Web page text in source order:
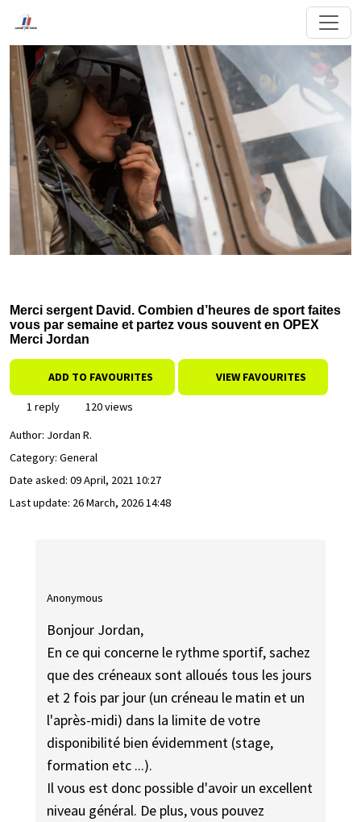
Merci sergent David. Combien d’heures de sport faites
vous par semaine et partez vous souvent en OPEX
Merci Jordan
ADD TO FAVOURITES VIEW FAVOURITES
1 reply
120 views
Author: Jordan R.
Category: General
Date asked: 09 April, 2021 10:27
Last update: 26 March, 2026 14:48
Anonymous
Bonjour Jordan,
En ce qui concerne le rythme sportif, sachez
que des créneaux sont alloués tous les jours
et 2 fois par jour (un créneau le matin et un
l'après-midi) dans la limite de votre
disponibilité bien évidemment (stage,
formation etc ...).
Il vous est donc possible d'avoir un excellent
niveau général. De plus, vous pouvez